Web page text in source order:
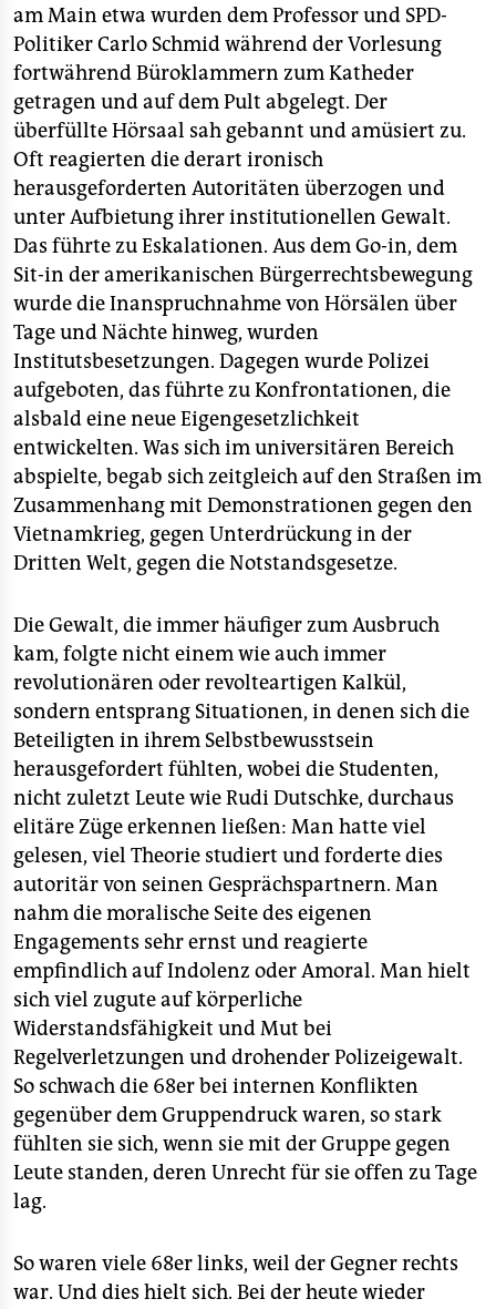
am Main etwa wurden dem Professor und SPD-
Politiker Carlo Schmid während der Vorlesung
fortwährend Büroklammern zum Katheder
getragen und auf dem Pult abgelegt. Der
überfüllte Hörsaal sah gebannt und amüsiert zu.
Oft reagierten die derart ironisch
herausgeforderten Autoritäten überzogen und
unter Aufbietung ihrer institutionellen Gewalt.
Das führte zu Eskalationen. Aus dem Go-in, dem
Sit-in der amerikanischen Bürgerrechtsbewegung
wurde die Inanspruchnahme von Hörsälen über
Tage und Nächte hinweg, wurden
Institutsbesetzungen. Dagegen wurde Polizei
aufgeboten, das führte zu Konfrontationen, die
alsbald eine neue Eigengesetzlichkeit
entwickelten. Was sich im universitären Bereich
abspielte, begab sich zeitgleich auf den Straßen im
Zusammenhang mit Demonstrationen gegen den
Vietnamkrieg, gegen Unterdrückung in der
Dritten Welt, gegen die Notstandsgesetze.
Die Gewalt, die immer häufiger zum Ausbruch
kam, folgte nicht einem wie auch immer
revolutionären oder revolteartigen Kalkül,
sondern entsprang Situationen, in denen sich die
Beteiligten in ihrem Selbstbewusstsein
herausgefordert fühlten, wobei die Studenten,
nicht zuletzt Leute wie Rudi Dutschke, durchaus
elitäre Züge erkennen ließen: Man hatte viel
gelesen, viel Theorie studiert und forderte dies
autoritär von seinen Gesprächspartnern. Man
nahm die moralische Seite des eigenen
Engagements sehr ernst und reagierte
empfindlich auf Indolenz oder Amoral. Man hielt
sich viel zugute auf körperliche
Widerstandsfähigkeit und Mut bei
Regelverletzungen und drohender Polizeigewalt.
So schwach die 68er bei internen Konflikten
gegenüber dem Gruppendruck waren, so stark
fühlten sie sich, wenn sie mit der Gruppe gegen
Leute standen, deren Unrecht für sie offen zu Tage
lag.
So waren viele 68er links, weil der Gegner rechts
war. Und dies hielt sich. Bei der heute wieder